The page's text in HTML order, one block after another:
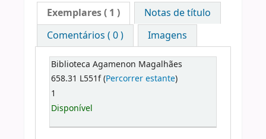
Exemplares( 1 )
Notas de título
Comentários ( 0 )
Imagens
Biblioteca Agamenon Magalhães
658.31 L551f (Percorrer estante)
1
Disponível